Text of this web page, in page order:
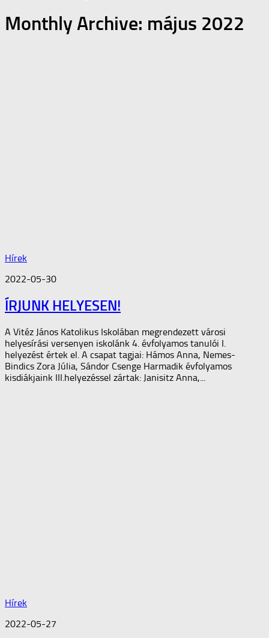
Monthly Archive: május 2022
Hírek
2022-05-30
ÍRJUNK HELYESEN!
A Vitéz János Katolikus Iskolában megrendezett városi
helyesírási versenyen iskolánk 4. évfolyamos tanulói I.
helyezést értek el. A csapat tagjai: Hámos Anna, Nemes-
Bindics Zora Júlia, Sándor Csenge Harmadik évfolyamos
kisdiákjaink III.helyezéssel zártak: Janisitz Anna,...
Hírek
2022-05-27